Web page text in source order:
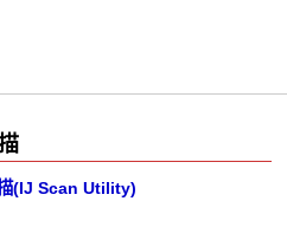
(IJ Scan Utility)